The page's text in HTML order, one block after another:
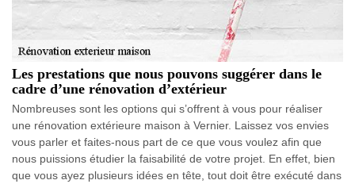
Les prestations que nous pouvons suggérer dans le
cadre d’une rénovation d’extérieur
Nombreuses sont les options qui s’offrent à vous pour réaliser
une rénovation extérieure maison à Vernier. Laissez vos envies
vous parler et faites-nous part de ce que vous voulez afin que
nous puissions étudier la faisabilité de votre projet. En effet, bien
que vous ayez plusieurs idées en tête, tout doit être exécuté dans